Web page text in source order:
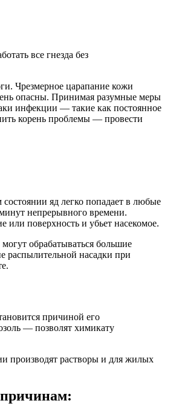
все гнезда без
Чрезмерное царапание кожи
опасны. Принимая разумные меры
инфекции — такие как постоянное
корень проблемы — провести
яд легко попадает в любые
непрерывного времени.
или поверхность и убьет насекомое.
обрабатываться большие
распылительной насадки при
причиной его
— позволят химикату
производят растворы и для жилых